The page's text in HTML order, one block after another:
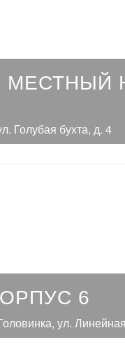
МЕСТНЫЙ
Голубая бухта, д. 4
6
ул.